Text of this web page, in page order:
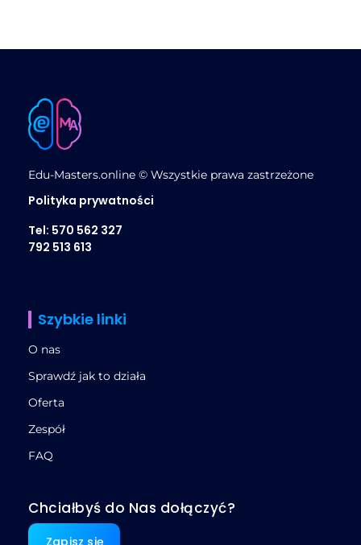
Edu-Masters.online © Wszystkie prawa zastrzeżone
Polityka prywatności
Tel: 570 562 327
792 513 613
Szybkie linki
O nas
Sprawdź jak to działa
Oferta
Zespół
FAQ
Chciałbyś do Nas dołączyć?
Zapisz się